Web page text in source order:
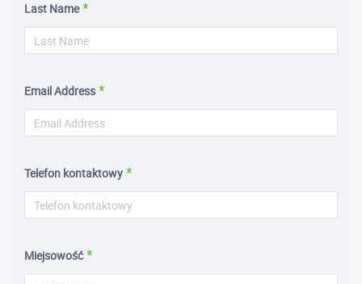
Last Name
Email Address
Telefon kontaktowy
Miejsowość